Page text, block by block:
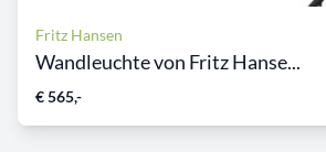
Fritz Hansen
Wandleuchte von Fritz Hanse...
€ 565,-